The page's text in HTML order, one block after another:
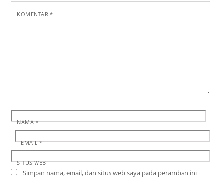
KOMENTAR*
NAMA*
EMAIL*
SITUS WEB
Simpan nama, email, dan situs web saya pada peramban ini